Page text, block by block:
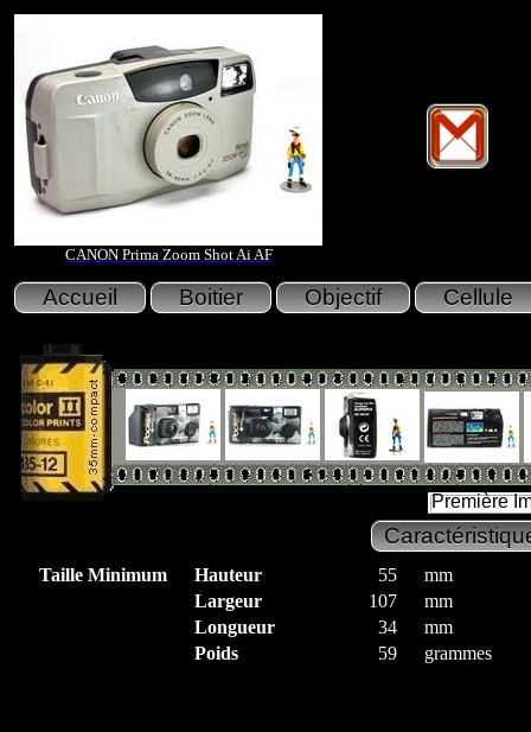
CANON Prima Zoom Shot Ai AF
Première
Taille Minimum Hauteur 55
mm
Largeur
107
mm
Longueur
34
mm
Poids
59 grammes